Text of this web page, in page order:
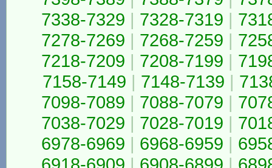
7338-7329 | 7328-7319 |
7278-7269 | 7268-7259 |
7218-7209 | 7208-7199 |
7158-7149 | 7148-7139 |
7098-7089 | 7088-7079 |
7038-7029 | 7028-7019 |
6978-6969 | 6968-6959 |